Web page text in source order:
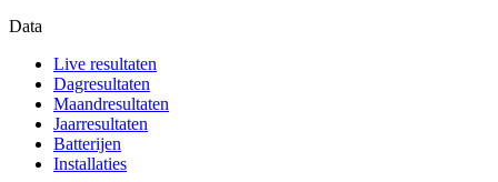
Data
Live resultaten
Dagresultaten
Maandresultaten
Jaarresultaten
Batterijen
Installaties